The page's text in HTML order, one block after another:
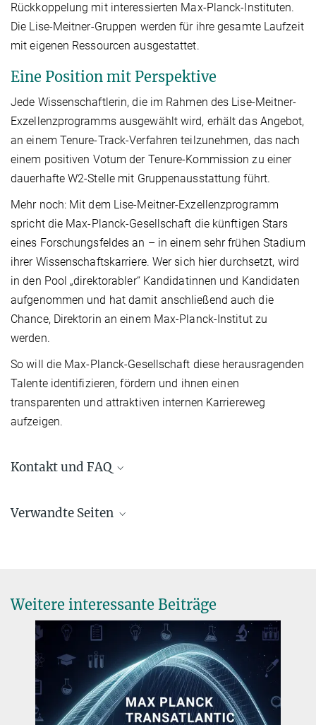
Rückkoppelung mit interessierten Max-Planck-Instituten.
Die Lise-Meitner-Gruppen werden für ihre gesamte Laufzeit
mit eigenen Ressourcen ausgestattet.
Eine Position mit Perspektive
Jede Wissenschaftlerin, die im Rahmen des Lise-Meitner-
Exzellenzprogramms ausgewählt wird, erhält das Angebot,
an einem Tenure-Track-Verfahren teilzunehmen, das nach
einem positiven Votum der Tenure-Kommission zu einer
dauerhafte W2-Stelle mit Gruppenausstattung führt.
Mehr noch: Mit dem Lise-Meitner-Exzellenzprogramm
spricht die Max-Planck-Gesellschaft die künftigen Stars
eines Forschungsfeldes an – in einem sehr frühen Stadium
ihrer Wissenschaftskarriere. Wer sich hier durchsetzt, wird
in den Pool „direktorabler“ Kandidatinnen und Kandidaten
aufgenommen und hat damit anschließend auch die
Chance, Direktorin an einem Max-Planck-Institut zu
werden.
So will die Max-Planck-Gesellschaft diese herausragenden
Talente identifizieren, fördern und ihnen einen
transparenten und attraktiven internen Karriereweg
aufzeigen.
Kontakt und FAQ
bitte an folgende E-Mail-Adresse:
im Porträt
Verwandte Seiten
Pionierinnen der Wissenschaft
Max-Planck-Wissenschaftlerinnen sprechen über ihre historischen
Vorbilder: Frauen, die Außergewöhnliches für ihre Disziplin geleistet
haben, allen Widerständen zum Trotz
Weitere interessante Beiträge